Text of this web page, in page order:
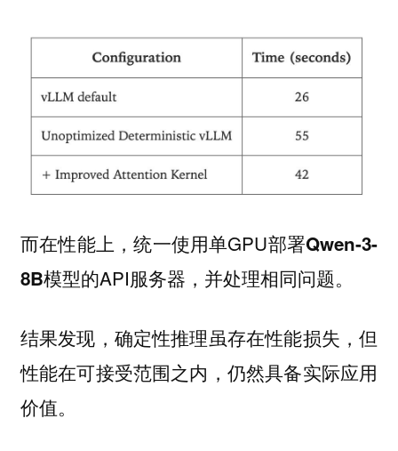
而在性能上，统一使用单GPU部署Qwen-3-
8B模型的API服务器，并处理相同问题。
结果发现，确定性推理虽存在性能损失，但
性能在可接受范围之内，仍然具备实际应用
价值。